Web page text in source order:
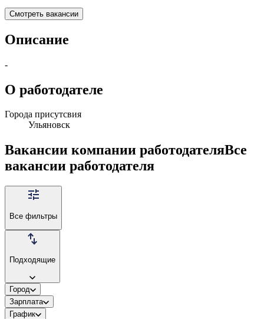
Смотреть вакансии
Описание
-
О работодателе
Города присутсвия
Ульяновск
Вакансии компании работодателяВсе
вакансии работодателя
Все фильтры
Подходящие
Город
Зарплата
График